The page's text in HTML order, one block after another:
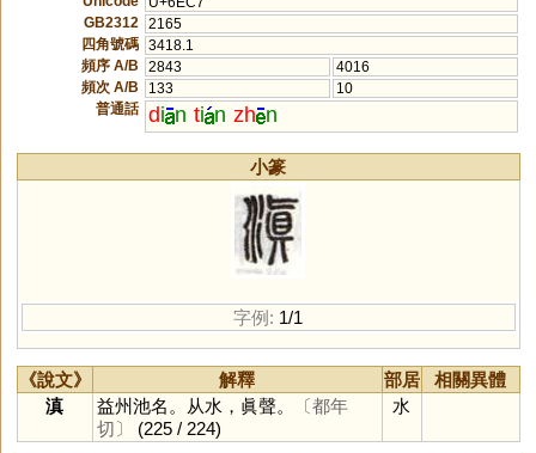
GB2312
2165
四角號碼 3418.1
頻序 A/B
2843
4016
頻次 A/B
133
10
普通話 di n ti n zh n
小篆
字例: 1/1
《說文》 解釋 部居
相關異體
滇
益州池名。从水，眞聲。
〔都年
切〕
(225 / 224)
水